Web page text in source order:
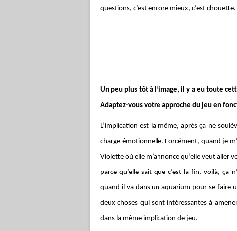
questions, c’est encore mieux, c’est chouette.
Un peu plus tôt à l’image, il y a eu toute
Adaptez-vous votre approche du jeu en
L’implication est la même, après ça ne
charge émotionnelle. Forcément, quand je
Violette où elle m’annonce qu’elle veut aller
parce qu’elle sait que c’est la fin, voilà, ça
quand il va dans un aquarium pour se faire
deux choses qui sont intéressantes à
dans la même implication de jeu.